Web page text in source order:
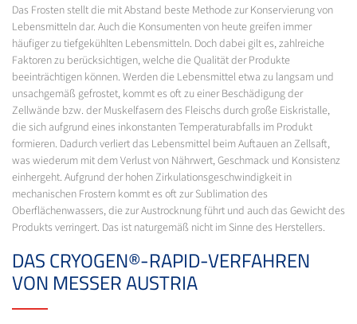
Das Frosten stellt die mit Abstand beste Methode zur Konservierung von
Lebensmitteln dar. Auch die Konsumenten von heute greifen immer
häufiger zu tiefgekühlten Lebensmitteln. Doch dabei gilt es, zahlreiche
Faktoren zu berücksichtigen, welche die Qualität der Produkte
beeinträchtigen können. Werden die Lebensmittel etwa zu langsam und
unsachgemäß gefrostet, kommt es oft zu einer Beschädigung der
Zellwände bzw. der Muskelfasern des Fleischs durch große Eiskristalle,
die sich aufgrund eines inkonstanten Temperaturabfalls im Produkt
formieren. Dadurch verliert das Lebensmittel beim Auftauen an Zellsaft,
was wiederum mit dem Verlust von Nährwert, Geschmack und Konsistenz
einhergeht. Aufgrund der hohen Zirkulationsgeschwindigkeit in
mechanischen Frostern kommt es oft zur Sublimation des
Oberflächenwassers, die zur Austrocknung führt und auch das Gewicht des
Produkts verringert. Das ist naturgemäß nicht im Sinne des Herstellers.
DAS CRYOGEN®-RAPID-VERFAHREN
VON MESSER AUSTRIA